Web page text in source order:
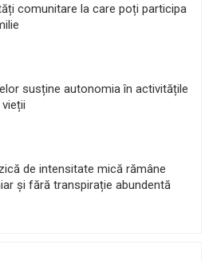
comunitare la care poți participa
susține autonomia în activitățile
de intensitate mică rămâne
și fără transpirație abundentă